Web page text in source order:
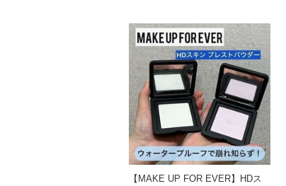
【MAKE UP FOR EVER】HDス